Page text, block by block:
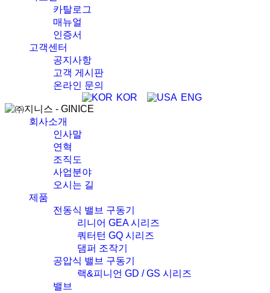
카탈로그
매뉴얼
인증서
고객센터
공지사항
고객 게시판
온라인 문의
KOR
ENG
회사소개
인사말
연혁
조직도
사업분야
오시는 길
제품
전동식 밸브 구동기
리니어 GEA 시리즈
쿼터턴 GQ 시리즈
댐퍼 조작기
공압식 밸브 구동기
랙&피니언 GD / GS 시리즈
밸브